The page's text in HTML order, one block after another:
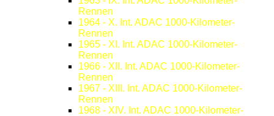
Rennen
1964 - X. Int. ADAC 1000-Kilometer-
Rennen
1965 - XI. Int. ADAC 1000-Kilometer-
Rennen
1966 - XII. Int. ADAC 1000-Kilometer-
Rennen
1967 - XIII. Int. ADAC 1000-Kilometer-
Rennen
1968 - XIV. Int. ADAC 1000-Kilometer-